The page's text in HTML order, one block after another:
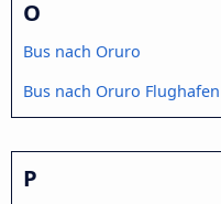
O
Bus nach Oruro
Bus nach Oruro Flughafen
P